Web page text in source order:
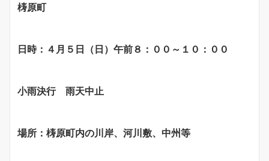
梼原町
日時：４月５日（日）午前８：００～１０：００
小雨決行 雨天中止
場所：梼原町内の川岸、河川敷、中州等